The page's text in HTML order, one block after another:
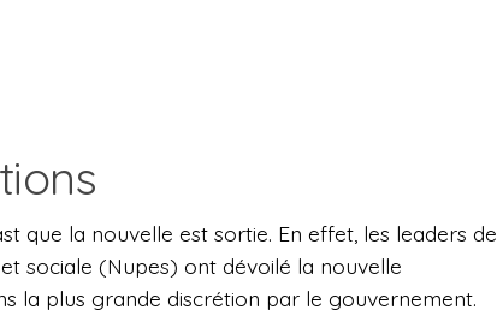
que la nouvelle est sortie. En effet, les leaders de
sociale (Nupes) ont dévoilé la nouvelle
la plus grande discrétion par le gouvernement.